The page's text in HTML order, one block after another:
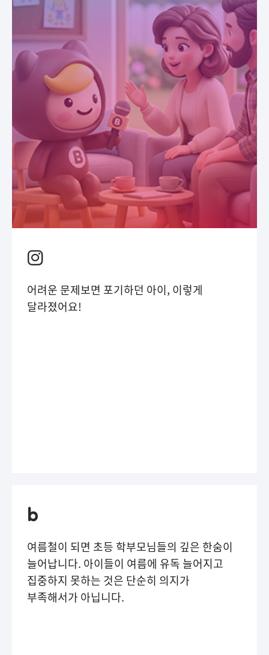
어려운 문제보면 포기하던 아이, 이렇게
달라졌어요!
여름철이 되면 초등 학부모님들의 깊은 한숨이
늘어납니다. 아이들이 여름에 유독 늘어지고
집중하지 못하는 것은 단순히 의지가
부족해서가 아닙니다.